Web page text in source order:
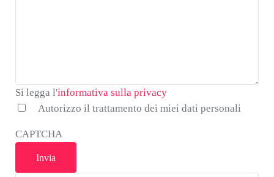
Si legga
l'informativa
privacy*
Si legga l'informativa sulla privacy
Autorizzo il trattamento dei miei dati personali
CAPTCHA